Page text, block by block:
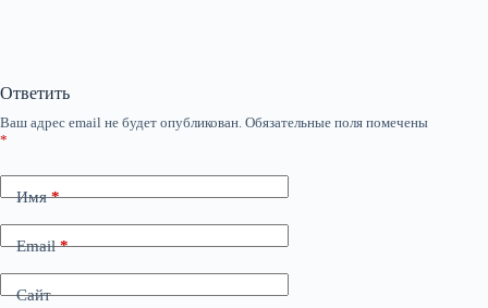
Ответить
Ваш адрес email не будет опубликован. Обязательные поля помечены
*
Имя*
Email*
Сайт